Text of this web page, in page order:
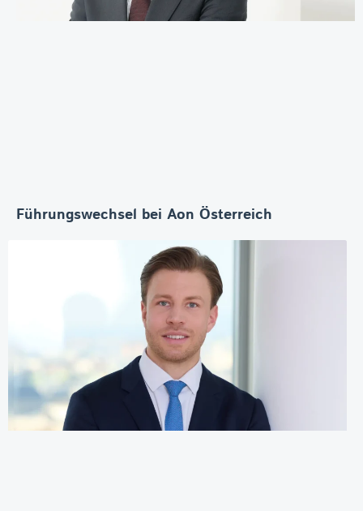
Führungswechsel bei Aon Österreich